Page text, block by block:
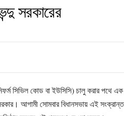
সরকারের
সিভিল কোড বা ইউসিসি) চালু করার পথে
আগামী সোমবার বিধানসভায় এই